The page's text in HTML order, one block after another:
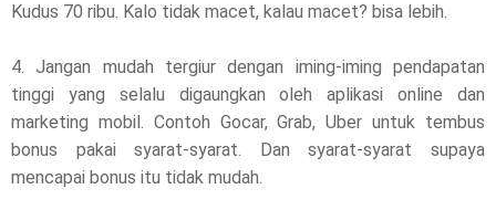
Kudus 70 ribu. Kalo tidak macet, kalau macet? bisa lebih.
4. Jangan mudah tergiur dengan iming-iming pendapatan
tinggi yang selalu digaungkan oleh aplikasi online dan
marketing mobil. Contoh Gocar, Grab, Uber untuk tembus
bonus pakai syarat-syarat. Dan syarat-syarat supaya
mencapai bonus itu tidak mudah.